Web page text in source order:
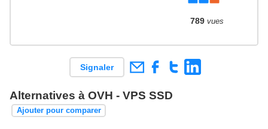
789 vues
Signaler
Alternatives à OVH - VPS SSD
Ajouter pour comparer